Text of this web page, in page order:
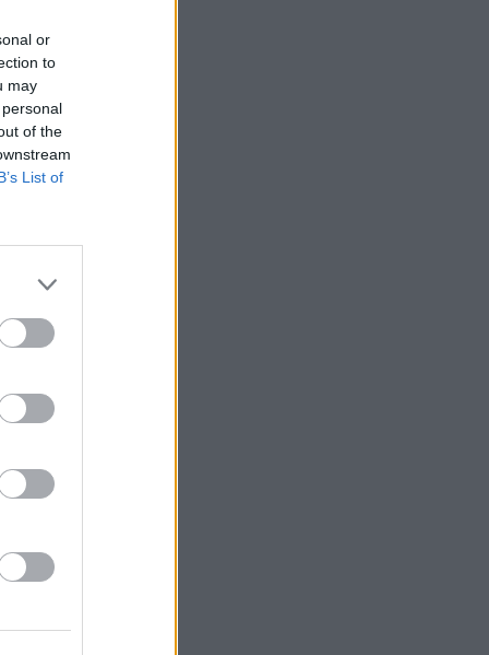
or
to
may
of the
List of